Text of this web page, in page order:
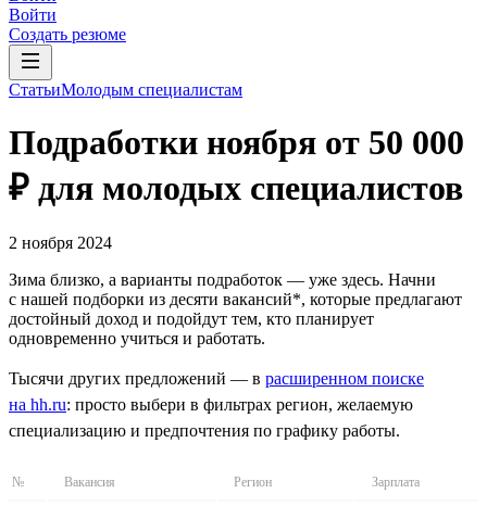
Войти
Создать резюме
СтатьиМолодым специалистам
Подработки ноября от 50 000
₽ для молодых специалистов
2 ноября 2024
Зима близко, а варианты подработок — уже здесь. Начни
с нашей подборки из десяти вакансий*, которые предлагают
достойный доход и подойдут тем, кто планирует
одновременно учиться и работать.
Тысячи других предложений — в расширенном поиске
на hh.ru: просто выбери в фильтрах регион, желаемую
специализацию и предпочтения по графику работы.
№ Вакансия Регион Зарплата